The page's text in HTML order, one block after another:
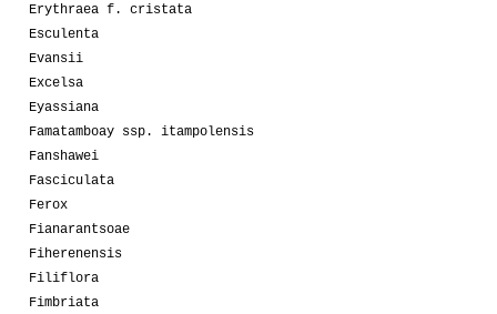
Erythraea f. cristata
Esculenta
Evansii
Excelsa
Eyassiana
Famatamboay ssp. itampolensis
Fanshawei
Fasciculata
Ferox
Fianarantsoae
Fiherenensis
Filiflora
Fimbriata